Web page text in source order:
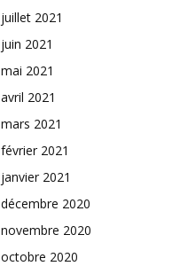
juillet 2021
juin 2021
mai 2021
avril 2021
mars 2021
février 2021
janvier 2021
décembre 2020
novembre 2020
octobre 2020